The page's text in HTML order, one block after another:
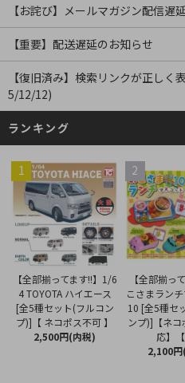
【お詫び】メールマガジン配信遅
【重要】配送遅延のお知らせ
【復旧済み】検索リンクが正し
5/12/12)
ランキング
1
【全部揃ってます!!】1/6
4 TOYOTA ハイエース
[全5種セット(フルコン
プ)]【 ネコポス不可 】
2,500円(内税)
2
【全部揃っ
こさまラン
10 [全5種セ
ンプ)]【ネ
応】【
2,100